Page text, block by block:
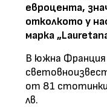
евроцента,
отколкото у
марка
В южна
от 81 стотинки
лв.